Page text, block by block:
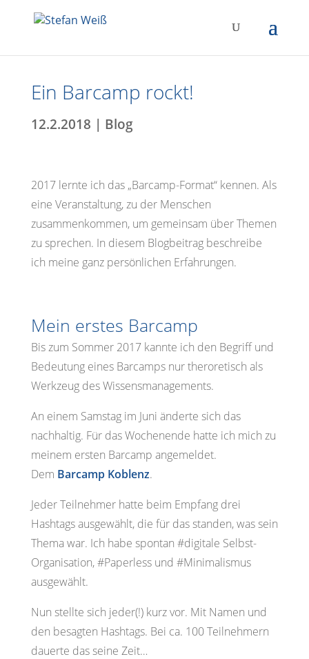
Ein Barcamp rockt!
12.2.2018 | Blog
2017 lernte ich das „Barcamp-Format“ kennen. Als
eine Veranstaltung, zu der Menschen
zusammenkommen, um gemeinsam über Themen
zu sprechen. In diesem Blogbeitrag beschreibe
ich meine ganz persönlichen Erfahrungen.
Mein erstes Barcamp
Bis zum Sommer 2017 kannte ich den Begriff und
Bedeutung eines Barcamps nur theroretisch als
Werkzeug des Wissensmanagements.
An einem Samstag im Juni änderte sich das
nachhaltig. Für das Wochenende hatte ich mich zu
meinem ersten Barcamp angemeldet.
Dem Barcamp Koblenz.
Jeder Teilnehmer hatte beim Empfang drei
Hashtags ausgewählt, die für das standen, was sein
Thema war. Ich habe spontan #digitale Selbst-
Organisation, #Paperless und #Minimalismus
ausgewählt.
Nun stellte sich jeder(!) kurz vor. Mit Namen und
den besagten Hashtags. Bei ca. 100 Teilnehmern
dauerte das seine Zeit…